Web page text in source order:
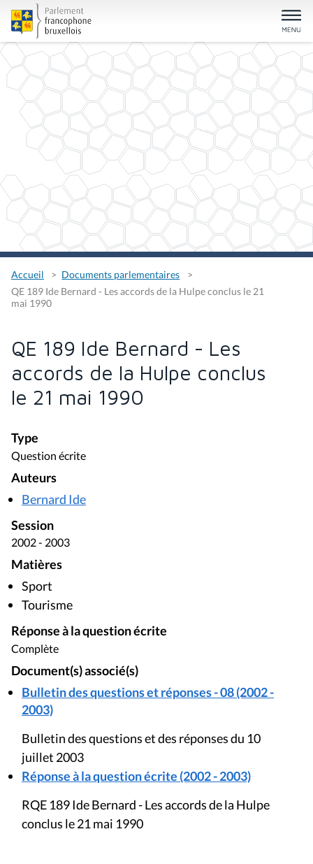
Accueil
Documents parlementaires
QE 189 Ide Bernard - Les accords de la Hulpe conclus le 21
mai 1990
QE 189 Ide Bernard - Les
accords de la Hulpe conclus
le 21 mai 1990
Type
Question écrite
Auteurs
Bernard Ide
Session
2002 - 2003
Matières
Sport
Tourisme
Réponse à la question écrite
Complète
Document(s) associé(s)
Bulletin des questions et réponses - 08 (2002 -
2003)
Bulletin des questions et des réponses du 10
juillet 2003
Réponse à la question écrite (2002 - 2003)
RQE 189 Ide Bernard - Les accords de la Hulpe
conclus le 21 mai 1990